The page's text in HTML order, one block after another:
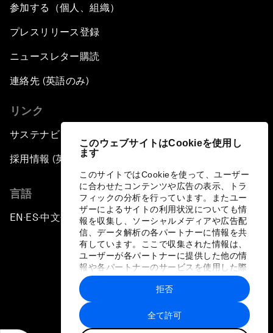
このウェブサイトはCookieを使用し
ます
このサイトではCookieを使って、ユーザー
に合わせたコンテンツや広告の表示、トラ
フィックの分析を行っています。またユー
ザーによるサイトの利用状況についても情
報を収集し、ソーシャルメディアや広告配
信、データ解析の各パートナーに情報を共
有しています。ここで収集された情報は、
ユーザーが各パートナーに提供した他の情
報や各パートナーのサービスを使用した際
に収集された情報と組み合わされ、各パー
トナーによって使用されることがありま
す。
全て許可
拒否
参加する（個人、組織）
プレスリリース登録
ニュースレター購読
連絡先 (英語のみ)
リンク
サステナビリティへの取り組み
採用情報 (英語のみ)
言語
EN ▪ES▪中文▪ 日本語
プライバシーポリシーと利用規約
サイトマップ